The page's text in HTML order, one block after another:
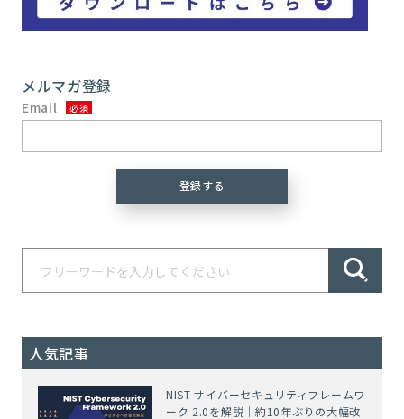
メルマガ登録
Email
人気記事
NIST サイバーセキュリティフレームワ
ーク 2.0を解説｜約10年ぶりの大幅改